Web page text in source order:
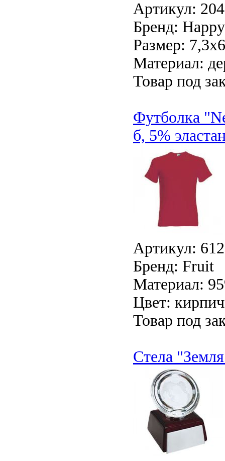
Артикул:
Бренд:
Размер:
Материал:
Товар под
Футболка
б, 5%
Артикул:
Бренд: Fruit
Материал:
Цвет:
Товар под
Стела